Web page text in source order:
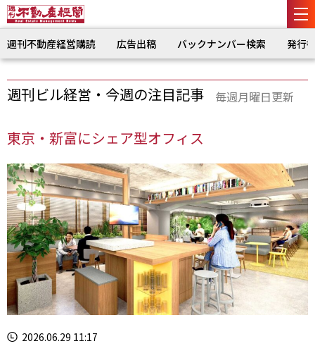
週刊不動産経営購読 広告出稿 バックナンバー検索 発行
週刊ビル経営・今週の注目記事 毎週月曜日更新
東京・新富にシェア型オフィス
2026.06.29 11:17